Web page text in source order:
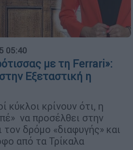
05:40
με τη Ferrari»:
Εξεταστική η
κύκλοι κρίνουν ότι, η
να προσέλθει στην
τον δρόμο «διαφυγής» και
από τα Τρίκαλα